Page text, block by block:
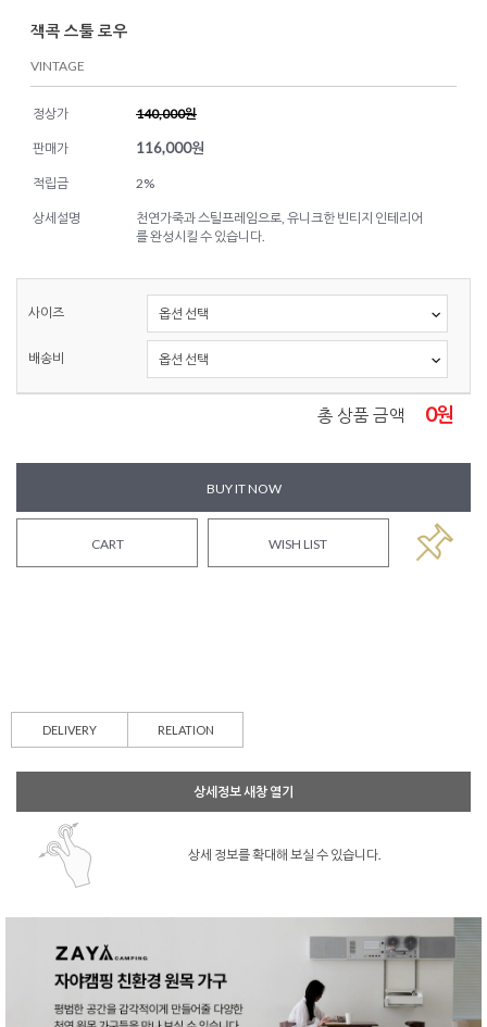
잭콕 스툴 로우
VINTAGE
정상가 140,000원
판매가 116,000원
적립금 2%
상세설명
천연가죽과 스틸프레임으로, 유니크한 빈티지 인테리어
를 완성시킬 수 있습니다.
사이즈
배송비
총 상품 금액 0원
BUY IT NOW
CART WISH LIST
DELIVERY RELATION
상세정보 새창 열기
상세 정보를 확대해 보실 수 있습니다.